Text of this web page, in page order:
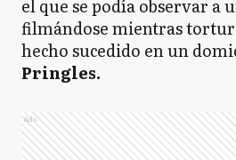
el que se podía observar a
filmándose mientras
hecho sucedido en un
Pringles.
Ads